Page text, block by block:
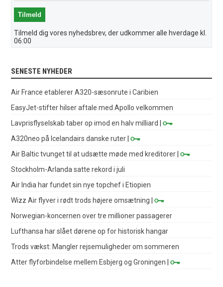
Tilmeld dig vores nyhedsbrev, der udkommer alle hverdage kl.
06:00
SENESTE NYHEDER
Air France etablerer A320-sæsonrute i Caribien
EasyJet-stifter hilser aftale med Apollo velkommen
Lavprisflyselskab taber op imod en halv milliard
|
A320neo på Icelandairs danske ruter |
Air Baltic tvunget til at udsætte møde med kreditorer |
Stockholm-Arlanda satte rekord i juli
Air India har fundet sin nye topchef i Etiopien
Wizz Air flyver i rødt trods højere omsætning |
Norwegian-koncernen over tre millioner passagerer
Lufthansa har slået dørene op for historisk hangar
Trods vækst: Mangler rejsemuligheder om sommeren
Atter flyforbindelse mellem Esbjerg og Groningen |